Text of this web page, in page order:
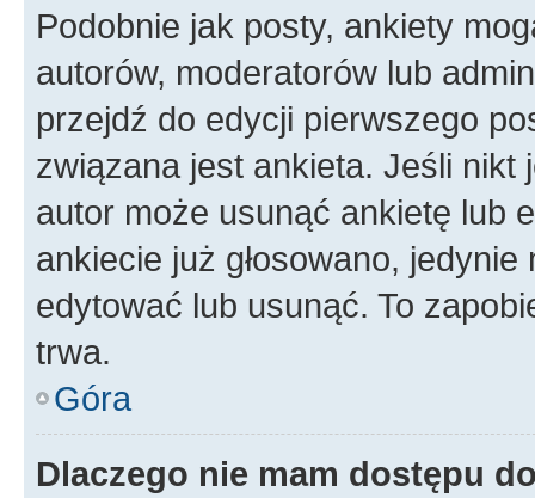
Podobnie jak posty, ankiety
autorów, moderatorów lub
przejdź do edycji pierwszego
związana jest ankieta. Jeśli nikt
autor może usunąć ankietę lub
ankiecie już głosowano,
edytować lub usunąć. To
trwa.
Góra
Dlaczego nie mam dostępu